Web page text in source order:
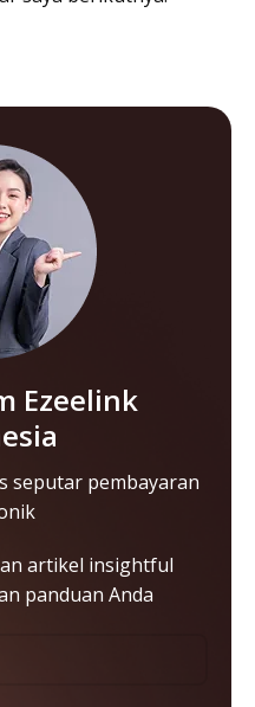
Ezeelink
seputar pembayaran
artikel insightful
panduan Anda